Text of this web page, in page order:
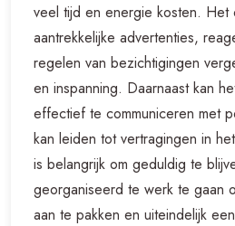
veel tijd en energie kosten. Het
aantrekkelijke advertenties,
regelen van bezichtigingen
en inspanning. Daarnaast kan
effectief te communiceren met
kan leiden tot vertragingen in
is belangrijk om geduldig te
georganiseerd te werk te gaan
aan te pakken en uiteindelijk